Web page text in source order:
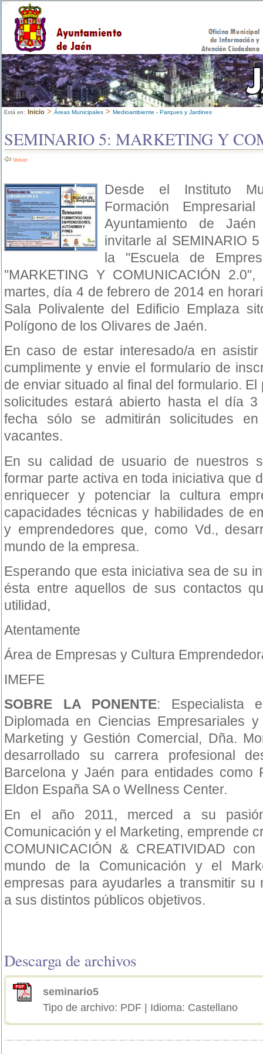
Está en: Inicio > Áreas Municipales > Medioambiente - Parques y Jardines
SEMINARIO 5: MARKETING Y
Volver
Desde el Instituto
Formación
Ayuntamiento de
invitarle al SEMINARIO
la "Escuela de
"MARKETING Y COMUNICACIÓN
martes, día 4 de febrero de 2014 en
Sala Polivalente del Edificio Emplaza
Polígono de los Olivares de Jaén.
En caso de estar interesado/a en
cumplimente y envie el formulario de
de enviar situado al final del formulario.
solicitudes estará abierto hasta el día
fecha sólo se admitirán solicitudes
vacantes.
En su calidad de usuario de nuestros
formar parte activa en toda iniciativa que
enriquecer y potenciar la cultura
capacidades técnicas y habilidades de
y emprendedores que, como Vd.,
mundo de la empresa.
Esperando que esta iniciativa sea de su
ésta entre aquellos de sus contactos
utilidad,
Atentamente
Área de Empresas y Cultura
IMEFE
SOBRE LA PONENTE: Especialista
Diplomada en Ciencias Empresariales
Marketing y Gestión Comercial, Dña.
desarrollado su carrera profesional
Barcelona y Jaén para entidades como
Eldon España SA o Wellness Center.
En el año 2011, merced a su
Comunicación y el Marketing, emprende
COMUNICACIÓN & CREATIVIDAD
mundo de la Comunicación y el
empresas para ayudarles a transmitir su
a sus distintos públicos objetivos.
Descarga de archivos
seminario5
Tipo de archivo: PDF | Idioma: Castellano